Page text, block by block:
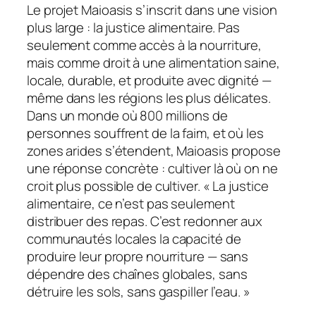
Le projet Maioasis s’inscrit dans une vision
plus large : la justice alimentaire. Pas
seulement comme accès à la nourriture,
mais comme droit à une alimentation saine,
locale, durable, et produite avec dignité —
même dans les régions les plus délicates.
Dans un monde où 800 millions de
personnes souffrent de la faim, et où les
zones arides s’étendent, Maioasis propose
une réponse concrète : cultiver là où on ne
croit plus possible de cultiver. « La justice
alimentaire, ce n’est pas seulement
distribuer des repas. C’est redonner aux
communautés locales la capacité de
produire leur propre nourriture — sans
dépendre des chaînes globales, sans
détruire les sols, sans gaspiller l’eau. »